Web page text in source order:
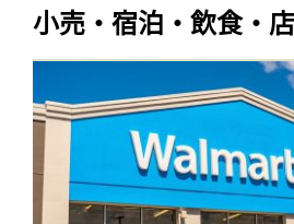
小売・宿泊・飲食・